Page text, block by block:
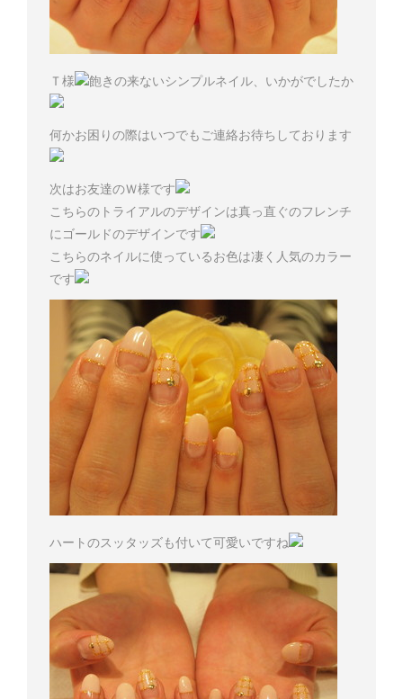
Ｔ様 飽きの来ないシンプルネイル、いかがでしたか
何かお困りの際はいつでもご連絡お待ちしております
次はお友達のＷ様です
こちらのトライアルのデザインは真っ直ぐのフレンチ
にゴールドのデザインです
こちらのネイルに使っているお色は凄く人気のカラー
です
ハートのスッタッズも付いて可愛いですね